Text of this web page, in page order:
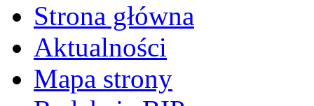
Strona główna
Aktualności
Mapa strony